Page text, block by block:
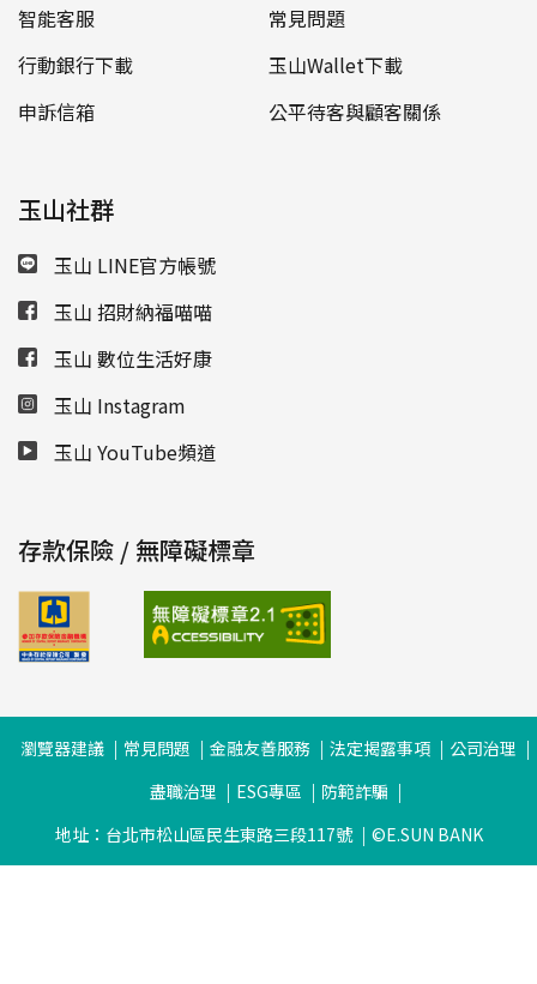
智能客服
常見問題
行動銀行下載
玉山Wallet下載
申訴信箱
公平待客與顧客關係
玉山社群
玉山 LINE官方帳號
玉山 招財納福喵喵
玉山 數位生活好康
玉山 Instagram
玉山 YouTube頻道
存款保險 / 無障礙標章
瀏覽器建議 常見問題 金融友善服務 法定揭露事項
公司治理
盡職治理
ESG專區
防範詐騙
地址：台北市松山區民生東路三段117號
©E.SUN BANK